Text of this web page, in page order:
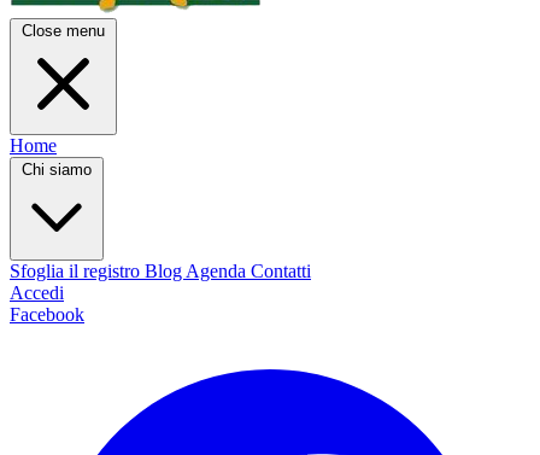
Close menu
Home
Chi siamo
Sfoglia il registro Blog Agenda Contatti
Accedi
Facebook